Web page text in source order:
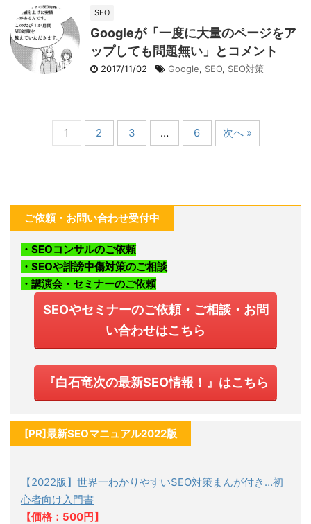
SEO
Googleが「一度に大量のページをア
ップしても問題無い」とコメント
2017/11/02 Google, SEO, SEO対策
1 2 3 … 6 次へ »
ご依頼・お問い合わせ受付中
・SEOコンサルのご依頼
・SEOや誹謗中傷対策のご相談
・講演会・セミナーのご依頼
SEOやセミナーのご依頼・ご相談・お問
い合わせはこちら
『白石竜次の最新SEO情報！』はこちら
[PR]最新SEOマニュアル2022版
【2022版】世界一わかりやすいSEO対策まんが付き…初
心者向け入門書
【価格：500円】